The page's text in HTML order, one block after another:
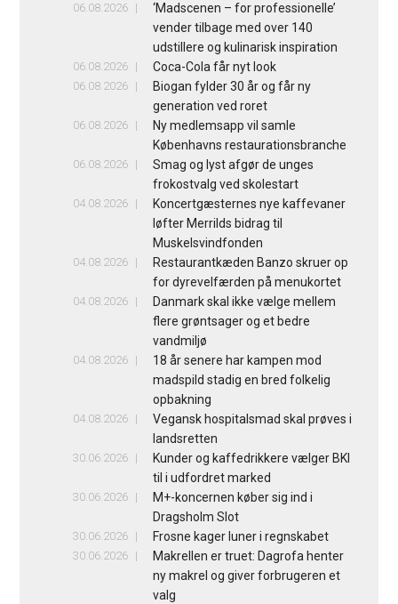
06.08.2026
‘Madscenen – for professionelle’
vender tilbage med over 140
udstillere og kulinarisk inspiration
06.08.2026 Coca-Cola får nyt look
06.08.2026
Biogan fylder 30 år og får ny
generation ved roret
06.08.2026
Ny medlemsapp vil samle
Københavns restaurationsbranche
06.08.2026
Smag og lyst afgør de unges
frokostvalg ved skolestart
04.08.2026
Koncertgæsternes nye kaffevaner
løfter Merrilds bidrag til
Muskelsvindfonden
04.08.2026
Restaurantkæden Banzo skruer op
for dyrevelfærden på menukortet
04.08.2026
Danmark skal ikke vælge mellem
flere grøntsager og et bedre
vandmiljø
04.08.2026
18 år senere har kampen mod
madspild stadig en bred folkelig
opbakning
04.08.2026
Vegansk hospitalsmad skal prøves i
landsretten
30.06.2026
Kunder og kaffedrikkere vælger BKI
til i udfordret marked
30.06.2026
M+-koncernen køber sig ind i
Dragsholm Slot
30.06.2026 Frosne kager luner i regnskabet
30.06.2026
Makrellen er truet: Dagrofa henter
ny makrel og giver forbrugeren et
valg